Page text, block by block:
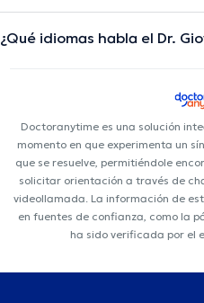
¿Qué idiomas habla el Dr.
Doctoranytime es una solución
momento en que experimenta un
que se resuelve, permitiéndole
solicitar orientación a través de
videollamada. La información de
en fuentes de confianza, como la
ha sido verificada por el